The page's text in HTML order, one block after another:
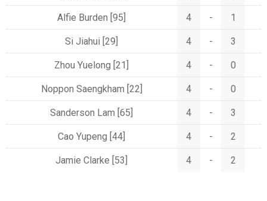
Alfie Burden [95] 4 - 1
Si Jiahui [29] 4 - 3
Zhou Yuelong [21] 4 - 0
Noppon Saengkham [22] 4 - 0
Sanderson Lam [65] 4 - 3
Cao Yupeng [44] 4 - 2
Jamie Clarke [53] 4 - 2